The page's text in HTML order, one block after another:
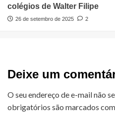
colégios de Walter Filipe
26 de setembro de 2025 2
Deixe um
O seu endereço de e-mail não
obrigatórios são marcados com